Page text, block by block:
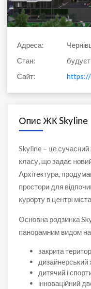
Адреса:
Стан:
Сайт:
https://
Опис ЖК Skyline
Skyline – це
класу, що задає
Архітектура,
простори для
курорту в центрі
Основна родзинка
панорамним видом
закрита
дизайнерський
дитячий і
інноваційний